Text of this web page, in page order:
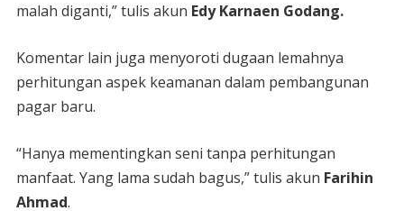
malah diganti,” tulis akun Edy Karnaen Godang.
Komentar lain juga menyoroti dugaan lemahnya
perhitungan aspek keamanan dalam pembangunan
pagar baru.
“Hanya mementingkan seni tanpa perhitungan
manfaat. Yang lama sudah bagus,” tulis akun Farihin
Ahmad.